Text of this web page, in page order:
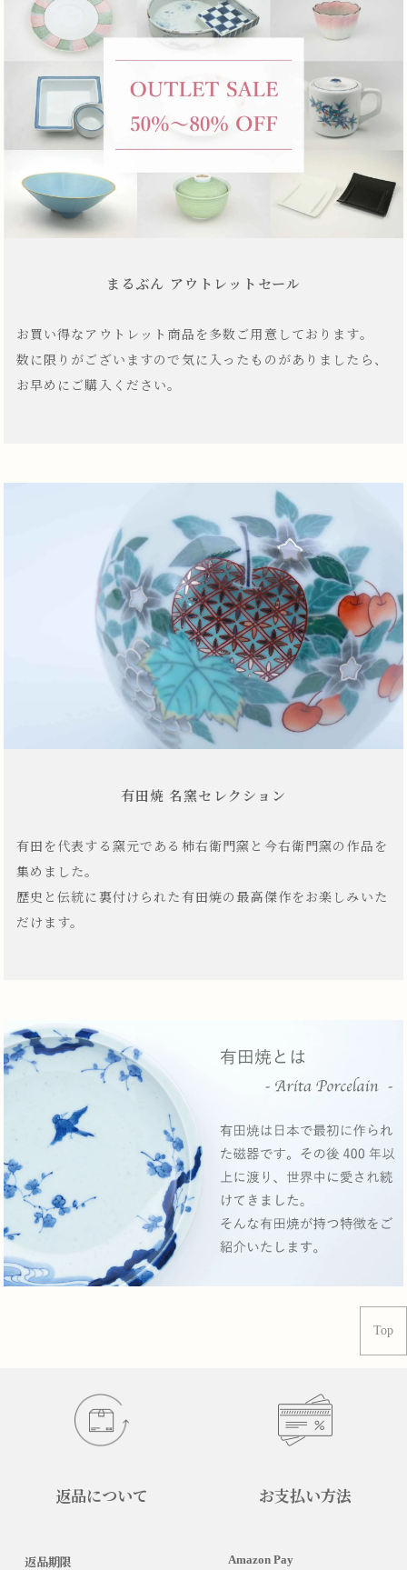
まるぶん アウトレットセール
お買い得なアウトレット商品を多数ご用意しております。
数に限りがございますので気に入ったものがありましたら、
お早めにご購入ください。
有田焼 名窯セレクション
有田を代表する窯元である柿右衛門窯と今右衛門窯の作品を
集めました。
歴史と伝統に裏付けられた有田焼の最高傑作をお楽しみいた
だけます。
Top
返品について
返品期限
お支払い方法
Amazon Pay